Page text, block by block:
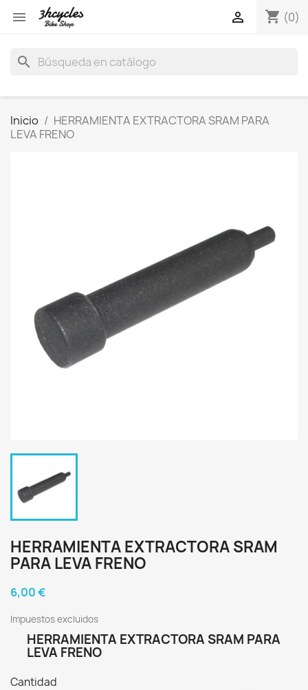
 shopping_cart (0)

search
Inicio
HERRAMIENTA EXTRACTORA SRAM PARA
LEVA FRENO
HERRAMIENTA EXTRACTORA SRAM
PARA LEVA FRENO
6,00 €
Impuestos excluidos
HERRAMIENTA EXTRACTORA SRAM PARA
LEVA FRENO
Cantidad